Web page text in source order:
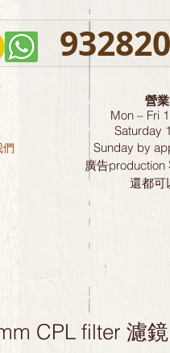
營
Mon – Fri
Saturday
Sunday by
廣告production
還都可
CPL filter 濾鏡